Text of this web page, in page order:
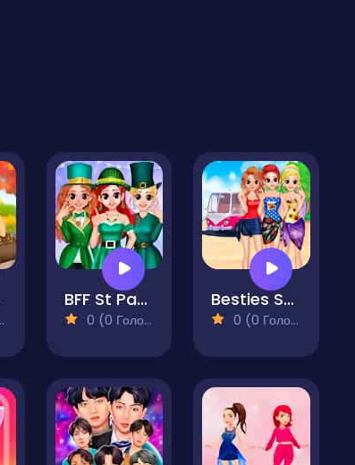
BFF St Patrick's day Preparation
0 (0 Голосів)
Besties Summer Vacation
0 (0 Голосів)